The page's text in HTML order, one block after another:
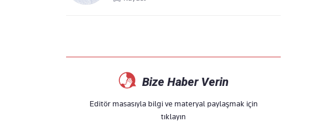
Bize Haber Verin
Editör masasıyla bilgi ve materyal paylaşmak için
tıklayın